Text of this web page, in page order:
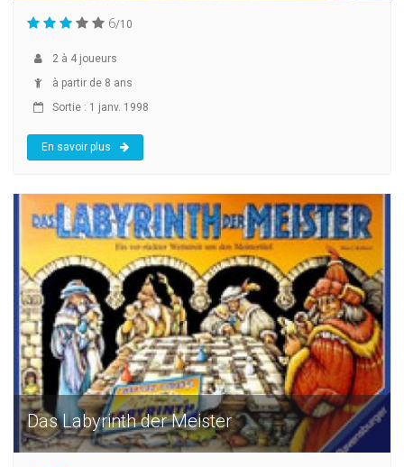
6/10
2 à 4 joueurs
à partir de 8 ans
Sortie : 1 janv. 1998
En savoir plus
Das Labyrinth der Meister